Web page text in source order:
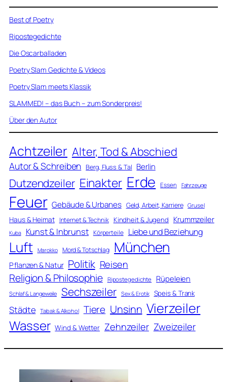
Best of Poetry
Ripostegedichte
Die Oscarballaden
Poetry Slam Gedichte & Videos
Poetry Slam meets Klassik
SLAMMED! – das Buch – zum Sonderpreis!
Über den Autor
Achtzeiler Alter, Tod & Abschied
Autor & Schreiben Berg, Fluss & Tal Berlin
Dutzendzeiler Einakter Erde Essen Fahrzeuge
Feuer Gebäude & Urbanes Geld, Arbeit, Karriere Grusel
Haus & Heimat Internet & Technik Kindheit & Jugend Krummzeiler
Kuba Kunst & Inbrunst Körperteile Liebe und Beziehung
Luft Marokko Mord & Totschlag München
Pflanzen & Natur Politik Reisen
Religion & Philosophie Ripostegedichte Rüpeleien
Schlaf & Langeweile Sechszeiler Sex & Erotik Speis & Trank
Städte Tabak & Alkohol Tiere Unsinn Vierzeiler
Wasser Wind & Wetter Zehnzeiler Zweizeiler